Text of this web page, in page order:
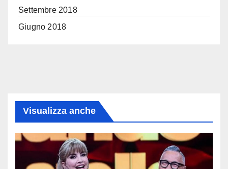
Settembre 2018
Giugno 2018
Visualizza anche